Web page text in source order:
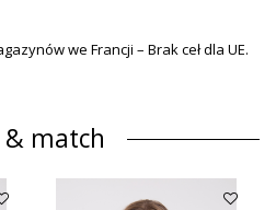
we Francji – Brak ceł dla UE.
& match